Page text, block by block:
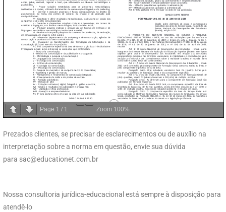
Page 1 / 1 Zoom 100%
Prezados clientes, se precisar de esclarecimentos ou de auxílio na
interpretação sobre a norma em questão, envie sua dúvida
para sac@educationet.com.br
Nossa consultoria jurídica-educacional está sempre à disposição para
atendê-lo